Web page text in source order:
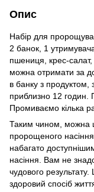
Опис
Набір для
2 банок, 1
пшениця, крес-
можна отримати за
в банку з продуктом,
приблизно 12 годин.
Промиваємо кілька
Таким чином, можна
пророщеного
набагато
насіння. Вам не
чудового
здоровий спосіб